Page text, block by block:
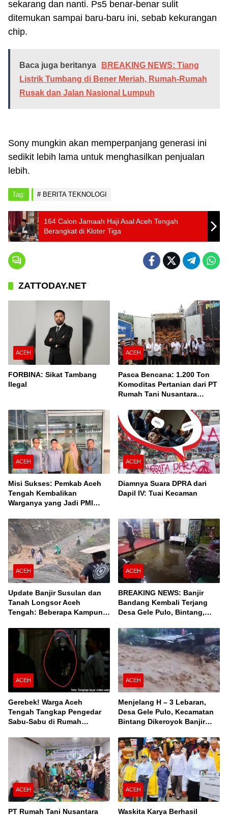
sekarang dan nanti. Ps5 benar-benar sulit
ditemukan sampai baru-baru ini, sebab kekurangan
chip.
Baca juga beritanya
BREAKING NEWS: Tiang
Listrik Tumbang di Bener Meriah, Rumah-Rumah
Rusak dan Jalan Nasional Lumpuh
Sony mungkin akan memperpanjang generasi ini
sedikit lebih lama untuk menghasilkan penjualan
lebih.
Tag: BERITA TEKNOLOGI
164 Calon Jamaah Haji Asal Aceh Tengah
Berangkat di Kloter Tiga
ZATTODAY.NET
ACEH
FORBINA: Sikat Tambang
Ilegal
ACEH
Pasca Bencana: 1.200 Ton
Komoditas Pertanian dari PT
Rumah Tani Nusantara
Pasar Nasional
ACEH
Misi Sukses: Pemkab Aceh
Tengah Kembalikan
Warganya yang Jadi PMI
ACEH
Diamnya Suara DPRA dari
Dapil IV: Tuai Kecaman
ACEH
Update Banjir Susulan dan
Tanah Longsor Aceh
Tengah: Beberapa Kampung
ACEH
BREAKING NEWS: Banjir
Bandang Kembali Terjang
Desa Gele Pulo, Bintang,
ACEH
Gerebek! Warga Aceh
Tengah Tangkap Pengedar
Sabu-Sabu di Rumah
ACEH
Menjelang H – 3 Lebaran,
Desa Gele Pulo, Kecamatan
Bintang Dikeroyok Banjir
ACEH
PT Rumah Tani Nusantara
ACEH
Waskita Karya Berhasil